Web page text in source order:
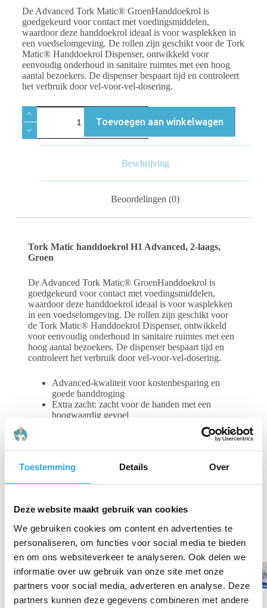
Toestemming Details Over
Deze website maakt gebruik van cookies
We gebruiken cookies om content en advertenties te
personaliseren, om functies voor social media te bieden
en om ons websiteverkeer te analyseren. Ook delen we
informatie over uw gebruik van onze site met onze
partners voor social media, adverteren en analyse. Deze
partners kunnen deze gegevens combineren met andere
De Advanced Tork Matic® GroenHanddoekrol is
goedgekeurd voor contact met voedingsmiddelen,
waardoor deze handdoekrol ideaal is voor wasplekken in
een voedselomgeving. De rollen zijn geschikt voor de Tork
Matic® Handdoekrol Dispenser, ontwikkeld voor
eenvoudig onderhoud in sanitaire ruimtes met een hoog
aantal bezoekers. De dispenser bespaart tijd en controleert
het verbruik door vel-voor-vel-dosering.
Toevoegen aan winkelwagen
Beschrijving
Beoordelingen (0)
Tork Matic handdoekrol H1 Advanced, 2-laags,
Groen
De Advanced Tork Matic® GroenHanddoekrol is
goedgekeurd voor contact met voedingsmiddelen,
waardoor deze handdoekrol ideaal is voor wasplekken
in een voedselomgeving. De rollen zijn geschikt voor
de Tork Matic® Handdoekrol Dispenser, ontwikkeld
voor eenvoudig onderhoud in sanitaire ruimtes met een
hoog aantal bezoekers. De dispenser bespaart tijd en
controleert het verbruik door vel-voor-vel-dosering.
Advanced-kwaliteit voor kostenbesparing en
goede handdroging
Extra zacht: zacht voor de handen met een
hoogwaardig gevoel